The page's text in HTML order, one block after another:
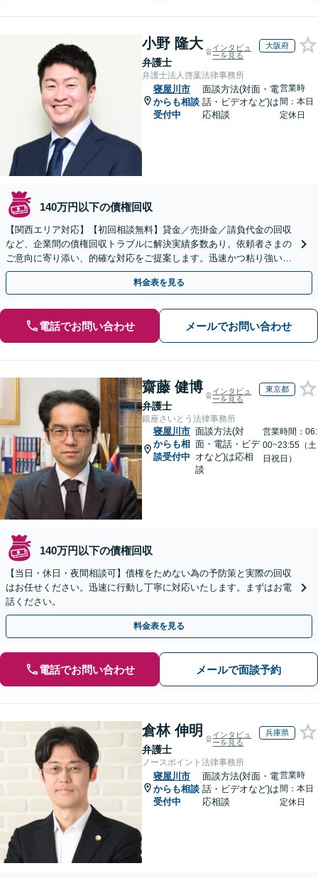
小野 隆大
弁護士
インタビュ
ーを見る
大阪府
弁護士法人啓葉法律事務所
寝屋川市
からも相談
受付中
面談方法(対面・電
話・ビデオなど)は
応相談
営業時
間：本日
定休日
140万円以下の債権回収
【関西エリア対応】【初回相談無料】貸金／売掛金／請負代金の回収
など、企業間の債権回収トラブルに解決実績多数あり。依頼者さまの
ご意向に寄り添い、的確な対応をご提案します。迅速かつ粘り強い交
渉で、少しでも回収できるよう尽力します【土日祝対応可】
料金表を見る
電話でお問い合わせ メールでお問い合わせ
齋藤 健博
弁護士
インタビュ
ーを見る
東京都
銀座さいとう法律事務所
寝屋川市
からも相
談受付中
面談方法(対
面・電話・ビデ
オなど)は応相
談
営業時間：06:
00~23:55（土
日祝日）
140万円以下の債権回収
【当日・休日・夜間相談可】債権をためない為の予防策と実際の回収
はお任せください。迅速に行動し丁寧に対応いたします。まずはお電
話ください。
料金表を見る
電話でお問い合わせ メールで面談予約
倉林 伸明
弁護士
インタビュ
ーを見る
兵庫県
ノースポイント法律事務所
寝屋川市
からも相談
受付中
面談方法(対面・電
話・ビデオなど)は
応相談
営業時
間：本日
定休日